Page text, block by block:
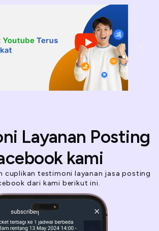
Layanan Posting
kami
cuplikan testimoni layanan jasa posting
dari kami berikut ini.